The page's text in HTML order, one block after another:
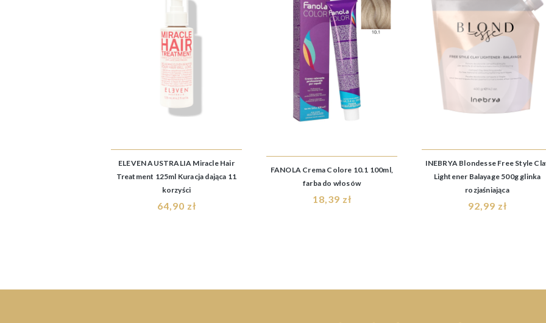
ELEVEN AUSTRALIA Miracle Hair
Treatment 125ml Kuracja dająca 11
korzyści
64,90 zł
FANOLA Crema Colore 10.1 100ml,
farba do włosów
18,39 zł
INEBRYA Blondesse Free Style
Lightener Balayage 500g glinka
rozjaśniająca
92,99 zł